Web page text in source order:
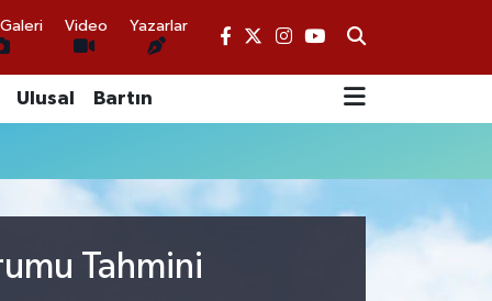
Video Yazarlar
Ulusal Bartın
Tahmini